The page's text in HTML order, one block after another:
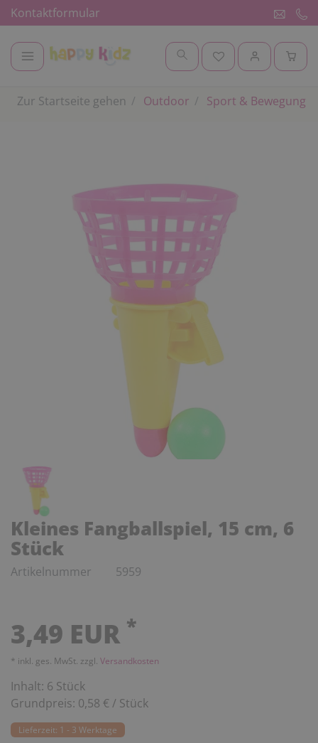
Kontaktformular
Zur Startseite gehen Outdoor Sport & Bewegung
Kleines Fangballspiel, 15 cm, 6
Stück
Artikelnummer 5959
3,49 EUR *
* inkl. ges. MwSt. zzgl. Versandkosten
Inhalt: 6 Stück
Grundpreis: 0,58 € / Stück
Lieferzeit: 1 - 3 Werktage